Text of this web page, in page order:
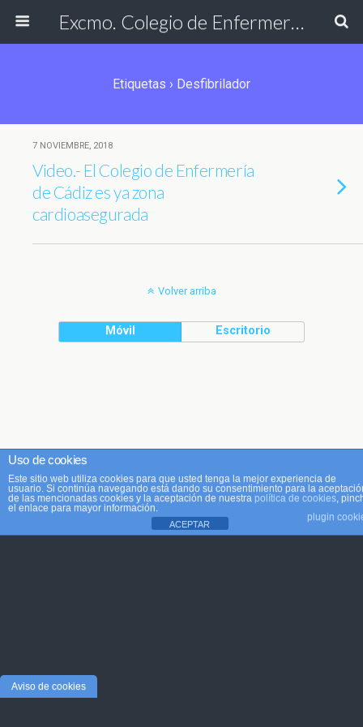
Excmo. Colegio de Enfermería de Cádiz
Etiquetas › Desfibrilador
7 NOVIEMBRE, 2018
Video.- El Colegio de Enfermería
de Cádiz es ya zona
cardioasegurada
Volver arriba
Móvil Escritorio
Uso de cookies
Este sitio web utiliza cookies para que usted tenga la mejor experiencia de
usuario. Si continúa navegando está dando su consentimiento para la
de las mencionadas cookies y la aceptación de nuestra política de cookies,
el enlace para mayor información.
plugin
ACEPTAR
Aviso de cookies